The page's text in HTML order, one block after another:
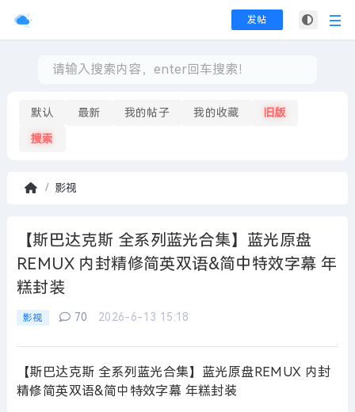
发帖
默认 最新 我的帖子 我的收藏 旧版
搜索
页
影视
【斯巴达克斯 全系列蓝光合集】蓝光原盘
REMUX 内封精修简英双语&简中特效字幕 年
糕封装
影视 70 2026-6-13 15:18
【斯巴达克斯 全系列蓝光合集】蓝光原盘REMUX 内封
精修简英双语&简中特效字幕 年糕封装